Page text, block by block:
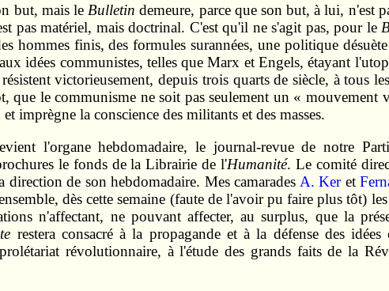
but, mais le Bulletin demeure, parce que son but, à lui, n'est
pas matériel, mais doctrinal. C'est qu'il ne s'agit pas, pour le
finis, des formules surannées, une politique désuète
idées communistes, telles que Marx et Engels, étayant
victorieusement, depuis trois quarts de siècle, à tous
que le communisme ne soit pas seulement un «
imprègne la conscience des militants et des masses.
l'organe hebdomadaire, le journal-revue de notre
le fonds de la Librairie de l'Humanité. Le comité
de son hebdomadaire. Mes camarades A. Keret
dès cette semaine (faute de l'avoir pu faire plus tôt)
n'affectant, ne pouvant affecter, au surplus, que la
restera consacré à la propagande et à la défense des
révolutionnaire, à l'étude des grands faits de la